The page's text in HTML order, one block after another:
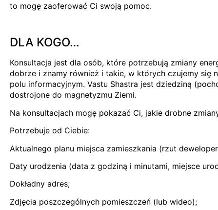
to mogę zaoferować Ci swoją pomoc.
DLA KOGO…
Konsultacja jest dla osób, które potrzebują zmiany
dobrze i znamy również i takie, w których czujemy się
polu informacyjnym. Vastu Shastra jest dziedziną
dostrojone do magnetyzmu Ziemi.
Na konsultacjach mogę pokazać Ci, jakie drobne
Potrzebuje od Ciebie:
Aktualnego planu miejsca zamieszkania (rzut
Daty urodzenia (data z godziną i minutami, miejsce
Dokładny adres;
Zdjęcia poszczególnych pomieszczeń (lub wideo);